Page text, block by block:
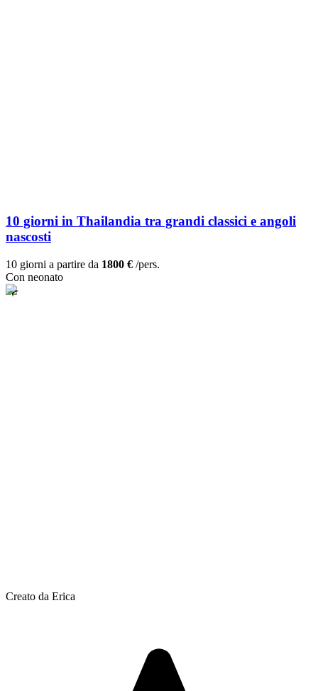
10 giorni in Thailandia tra grandi classici e angoli
nascosti
10 giorni a partire da 1800 € /pers.
Con neonato
Creato da Erica